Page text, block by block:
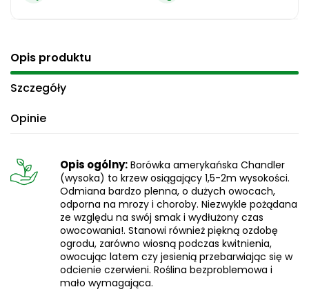
Opis produktu
Szczegóły
Opinie
Opis ogólny: Borówka amerykańska Chandler
(wysoka) to krzew osiągający 1,5-2m wysokości.
Odmiana bardzo plenna, o dużych owocach,
odporna na mrozy i choroby. Niezwykle pożądana
ze względu na swój smak i wydłużony czas
owocowania!. Stanowi również piękną ozdobę
ogrodu, zarówno wiosną podczas kwitnienia,
owocując latem czy jesienią przebarwiając się w
odcienie czerwieni. Roślina bezproblemowa i
mało wymagająca.